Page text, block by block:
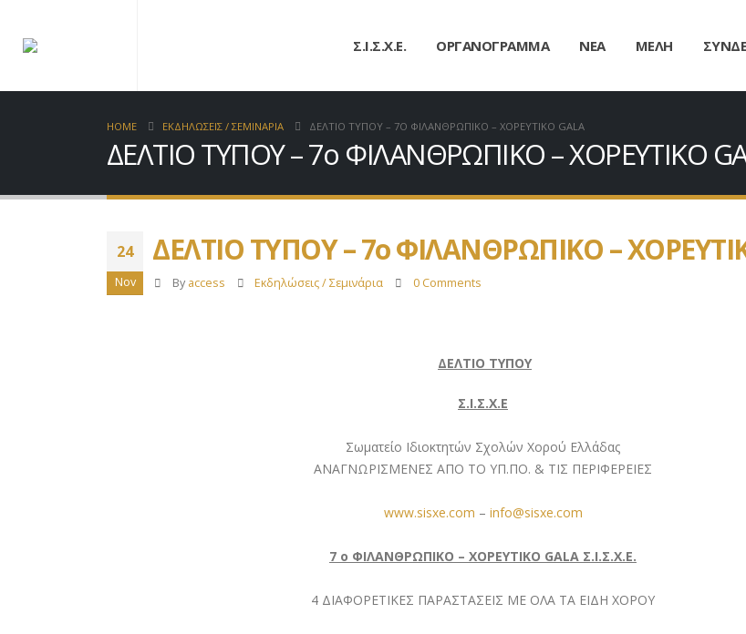
Σ.Ι.Σ.Χ.Ε. ΟΡΓΑΝΟΓΡΑΜΜΑ ΝΕΑ ΜΕΛΗ
HOME ΕΚΔΗΛΩΣΕΙΣ / ΣΕΜΙΝΑΡΙΑ ΔΕΛΤΙΟ ΤΥΠΟΥ – 7Ο ΦΙΛΑΝΘΡΩΠΙΚΟ – ΧΟΡΕΥΤΙΚΟ GALA
ΔΕΛΤΙΟ ΤΥΠΟΥ – 7ο ΦΙΛΑΝΘΡΩΠΙΚΟ – ΧΟΡΕΥΤΙΚΟ
24
Nov
ΔΕΛΤΙΟ ΤΥΠΟΥ – 7ο ΦΙΛΑΝΘΡΩΠΙΚΟ –
By access Εκδηλώσεις / Σεμινάρια 0 Comments
ΔΕΛΤΙΟ ΤΥΠΟΥ
Σ.Ι.Σ.Χ.Ε
Σωματείο Ιδιοκτητών Σχολών Χορού Ελλάδας
ΑΝΑΓΝΩΡΙΣΜΕΝΕΣ ΑΠΟ ΤΟ ΥΠ.ΠΟ. & ΤΙΣ ΠΕΡΙΦΕΡΕΙΕΣ
www.sisxe.com – info@sisxe.com
7 o ΦΙΛΑΝΘΡΩΠΙΚΟ – ΧΟΡΕΥΤΙΚΟ GALA Σ.Ι.Σ.Χ.Ε.
4 ΔΙΑΦΟΡΕΤΙΚΕΣ ΠΑΡΑΣΤΑΣΕΙΣ ΜΕ ΟΛΑ ΤΑ ΕΙΔΗ ΧΟΡΟΥ